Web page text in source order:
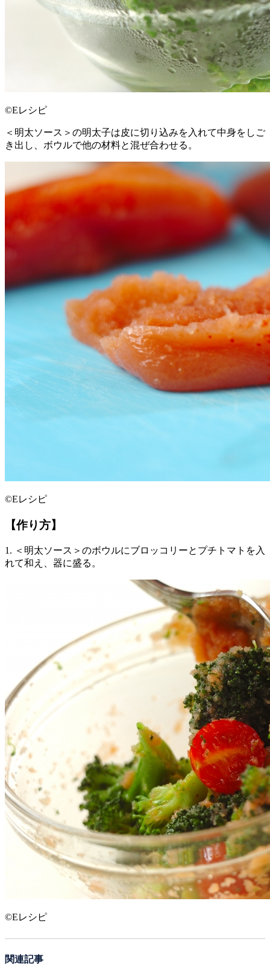
©Eレシピ
＜明太ソース＞の明太子は皮に切り込みを入れて中身をしご
き出し、ボウルで他の材料と混ぜ合わせる。
©Eレシピ
【作り方】
1. ＜明太ソース＞のボウルにブロッコリーとプチトマトを入
れて和え、器に盛る。
©Eレシピ
関連記事